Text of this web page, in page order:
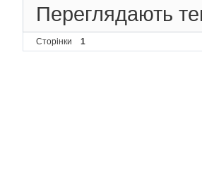
Переглядають
Сторінки 1